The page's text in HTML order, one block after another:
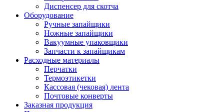
Диспенсер для скотча
Оборудование
Ручные запайщики
Ножные запайщики
Вакуумные упаковщики
Запчасти к запайщикам
Расходные материалы
Перчатки
Термоэтикетки
Кассовая (чековая) лента
Почтовые конверты
Заказная продукция